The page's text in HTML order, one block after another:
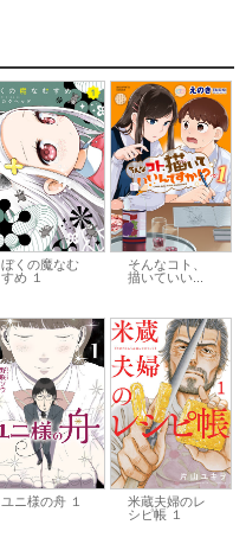
ぼくの魔なむ
すめ １
そんなコト、
描いていい...
ユニ様の舟 １
米蔵夫婦のレ
シピ帳 １